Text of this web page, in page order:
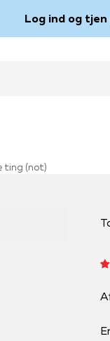
Log ind og
ting (not)